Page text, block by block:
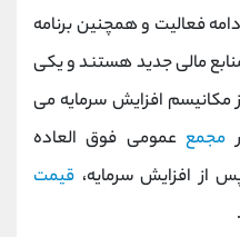
فعالیت و همچنین برنامه
مالی جدید هستند و یکی
مکانیسم افزایش سرمایه می
مجمععمومی فوق العاده
افزایش سرمایه، قیمت